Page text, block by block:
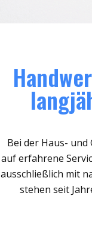
Bei der Haus-
auf erfahrene
ausschließlich mit
stehen seit